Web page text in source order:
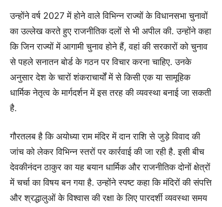
उन्होंने वर्ष 2027 में होने वाले विभिन्न राज्यों के विधानसभा चुनावों
का उल्लेख करते हुए राजनीतिक दलों से भी अपील की. उन्होंने कहा
कि जिन राज्यों में आगामी चुनाव होने हैं, वहां की सरकारों को चुनाव
से पहले सनातन बोर्ड के गठन पर विचार करना चाहिए. उनके
अनुसार देश के चारों शंकराचार्यों में से किसी एक या सामूहिक
धार्मिक नेतृत्व के मार्गदर्शन में इस तरह की व्यवस्था बनाई जा सकती
है.
गौरतलब है कि अयोध्या राम मंदिर में दान राशि से जुड़े विवाद की
जांच को लेकर विभिन्न स्तरों पर कार्रवाई की जा रही है. इसी बीच
देवकीनंदन ठाकुर का यह बयान धार्मिक और राजनीतिक दोनों क्षेत्रों
में चर्चा का विषय बन गया है. उन्होंने स्पष्ट कहा कि मंदिरों की संपत्ति
और श्रद्धालुओं के विश्वास की रक्षा के लिए पारदर्शी व्यवस्था समय